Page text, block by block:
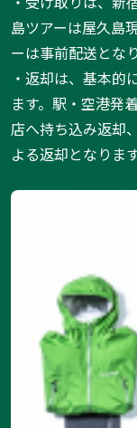
島ツアーは屋久島
ーは事前配送とな
・返却は、基本的
ます。駅・空港発
店へ持ち込み返却
よる返却となります